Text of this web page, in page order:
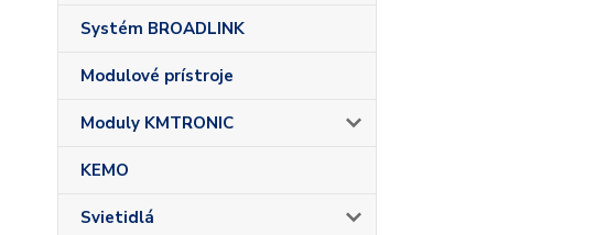
Systém BROADLINK
Modulové prístroje
Moduly KMTRONIC
KEMO
Svietidlá